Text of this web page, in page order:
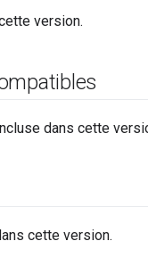
version.
dans cette
cette version.